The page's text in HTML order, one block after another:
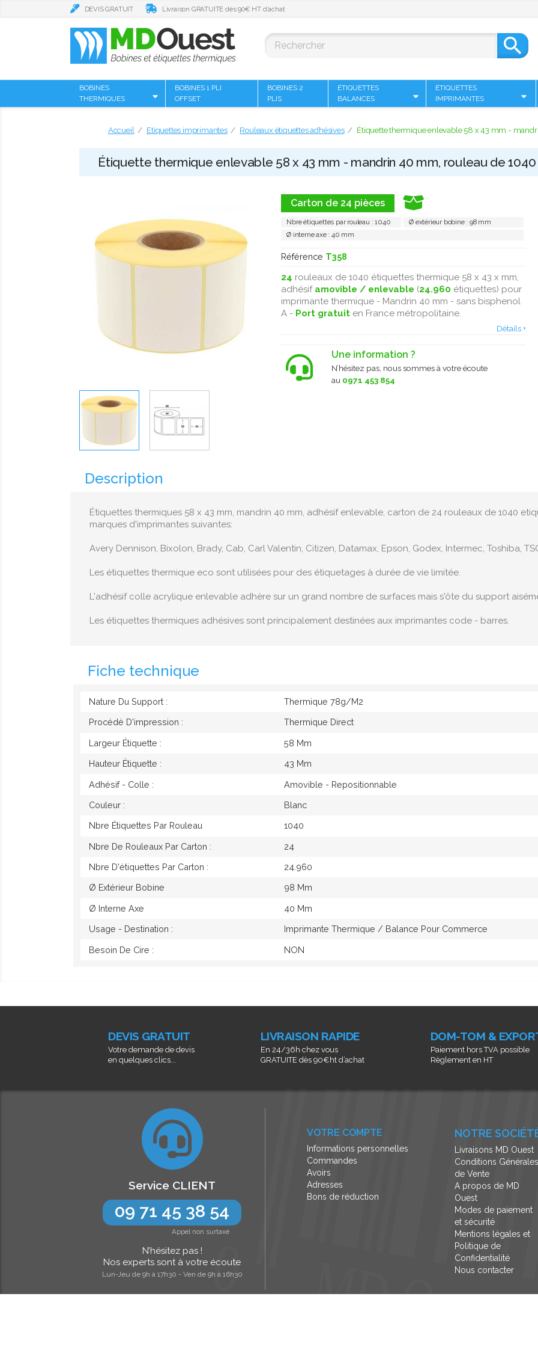
DEVIS GRATUIT Livraison GRATUITE dès 90€ HT d’achat

BOBINES
THERMIQUES
BOBINES 1 PLI
OFFSET
BOBINES 2
PLIS
ÉTIQUETTES
BALANCES
ÉTIQUETTES
IMPRIMANTES
Accueil Etiquettes imprimantes Rouleaux étiquettes adhésives Étiquette thermique enlevable 58 x 43 mm -
Étiquette thermique enlevable 58 x 43 mm - mandrin 40 mm, rouleau de
Carton de 24 pièces
Nbre étiquettes par rouleau : 1040
Ø extérieur bobine : 98 mm
Ø interne axe : 40 mm
Référence T358
24 rouleaux de 1040 étiquettes thermique 58 x 43 x mm,
adhésif amovible / enlevable (24.960 étiquettes) pour
imprimante thermique - Mandrin 40 mm - sans bisphenol
A - Port gratuit en France métropolitaine.
Détails +
Une information ?
N’hésitez pas, nous sommes à votre écoute
au 0971 453 854
Description
Étiquettes thermiques 58 x 43 mm, mandrin 40 mm, adhésif enlevable, carton de 24 rouleaux de 1040
marques d'imprimantes suivantes:
Avery Dennison, Bixolon, Brady, Cab, Carl Valentin, Citizen, Datamax, Epson, Godex, Intermec, Toshiba,
Les étiquettes thermique eco sont utilisées pour des étiquetages à durée de vie limitée.
L'adhésif colle acrylique enlevable adhère sur un grand nombre de surfaces mais s'ôte du support
Les étiquettes thermiques adhésives sont principalement destinées aux imprimantes code - barres.
Fiche technique
Nature Du Support : Thermique 78g/M2
Procédé D'impression : Thermique Direct
Largeur Étiquette : 58 Mm
Hauteur Étiquette : 43 Mm
Adhésif - Colle : Amovible - Repositionnable
Couleur : Blanc
Nbre Étiquettes Par Rouleau 1040
Nbre De Rouleaux Par Carton : 24
Nbre D'étiquettes Par Carton : 24.960
Ø Extérieur Bobine 98 Mm
Ø Interne Axe 40 Mm
Usage - Destination : Imprimante Thermique / Balance Pour Commerce
Besoin De Cire : NON
DEVIS GRATUIT
Votre demande de devis
en quelques clics...
LIVRAISON RAPIDE
En 24/36h chez vous
GRATUITE dès 90€ht d’achat
DOM-TOM &
Paiement hors TVA possible
Règlement en HT
NOTRE
Livraisons MD Ouest
Conditions Générales
de Vente
A propos de MD
Ouest
Modes de paiement
et sécurité
Mentions légales et
Politique de
Confidentialité
Nous contacter
VOTRE COMPTE
Informations personnelles
Commandes
Avoirs
Adresses
Bons de réduction
Service CLIENT
09 71 45 38 54
Appel non surtaxé
N’hésitez pas !
Nos experts sont à votre écoute
Lun-Jeu de 9h à 17h30 - Ven de 9h à 16h30